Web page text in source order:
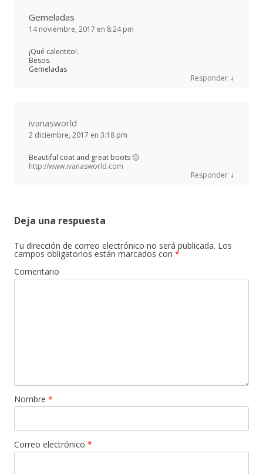
Gemeladas
14 noviembre, 2017 en 8:24 pm
¡Qué calentito!.
Besos.
Gemeladas
Responder ↓
ivanasworld
2 diciembre, 2017 en 3:18 pm
Beautiful coat and great boots 🙂
http://www.ivanasworld.com
Responder ↓
Deja una respuesta
Tu dirección de correo electrónico no será publicada. Los
campos obligatorios están marcados con *
Comentario
Nombre *
Correo electrónico *